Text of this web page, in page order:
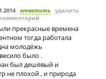
ответить удалить
прекрасные времена
тогда работала
молодёжь
было .
был дешёвый и
не плохой , и природа